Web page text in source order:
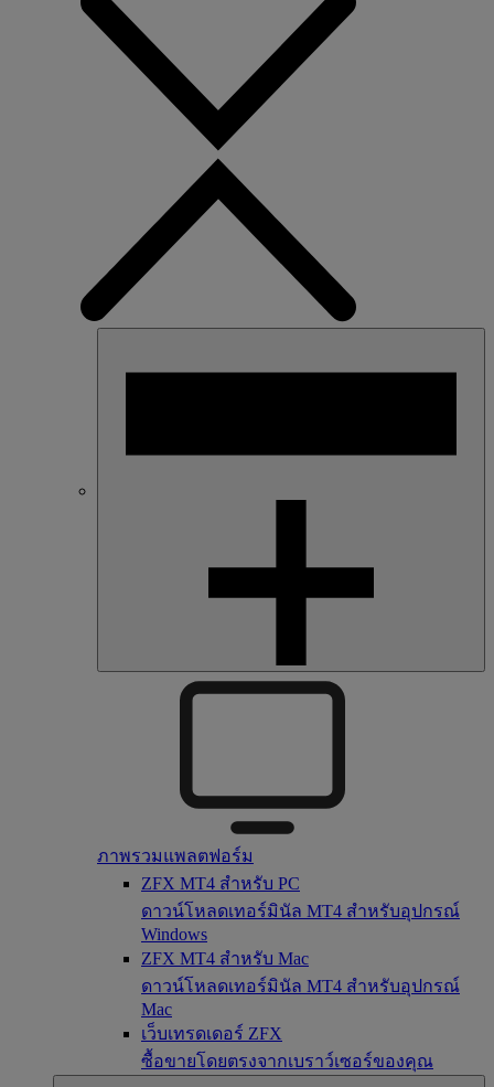
ภาพรวมแพลตฟอร์ม
ZFX MT4 สำหรับ PC
ดาวน์โหลดเทอร์มินัล MT4 สำหรับอุปกรณ์
Windows
ZFX MT4 สำหรับ Mac
ดาวน์โหลดเทอร์มินัล MT4 สำหรับอุปกรณ์
Mac
เว็บเทรดเดอร์ ZFX
ซื้อขายโดยตรงจากเบราว์เซอร์ของคุณ